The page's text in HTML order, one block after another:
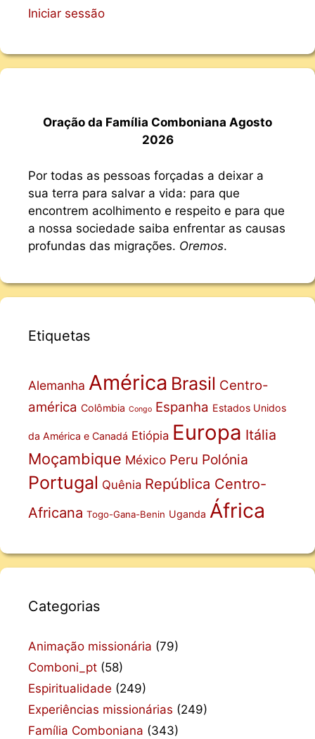
Iniciar sessão
Oração da Família Comboniana Agosto
2026
Por todas as pessoas forçadas a deixar a
sua terra para salvar a vida: para que
encontrem acolhimento e respeito e para que
a nossa sociedade saiba enfrentar as causas
profundas das migrações. Oremos.
Etiquetas
Alemanha América Brasil Centro-
américa Colômbia Congo Espanha Estados Unidos
da América e Canadá Etiópia Europa Itália
Moçambique México Peru Polónia
Portugal Quênia República Centro-
Africana Togo-Gana-Benin Uganda África
Categorias
Animação missionária (79)
Comboni_pt (58)
Espiritualidade (249)
Experiências missionárias (249)
Família Comboniana (343)